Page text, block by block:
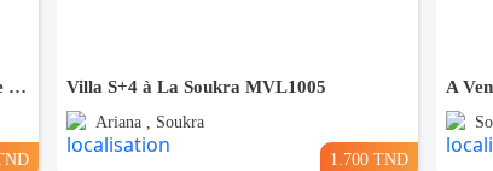
Villa à Bouhsina Cité olympique, Proche de toutes Commodités Villa S+4 à La Soukra MVL1005
Ariana , Soukra
1.700 TND